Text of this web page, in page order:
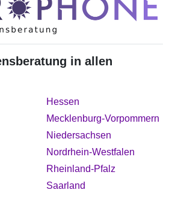
in allen
Hessen
Mecklenburg-Vorpommern
Niedersachsen
Nordrhein-Westfalen
Rheinland-Pfalz
Saarland